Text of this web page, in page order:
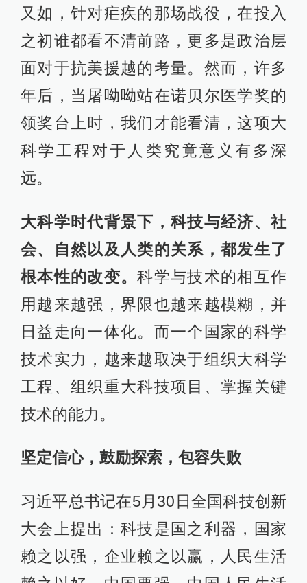
又如，针对疟疾的那场战役，在投入
之初谁都看不清前路，更多是政治层
面对于抗美援越的考量。然而，许多
年后，当屠呦呦站在诺贝尔医学奖的
领奖台上时，我们才能看清，这项大
科学工程对于人类究竟意义有多深
远。
大科学时代背景下，科技与经济、社
会、自然以及人类的关系，都发生了
根本性的改变。科学与技术的相互作
用越来越强，界限也越来越模糊，并
日益走向一体化。而一个国家的科学
技术实力，越来越取决于组织大科学
工程、组织重大科技项目、掌握关键
技术的能力。
坚定信心，鼓励探索，包容失败
习近平总书记在5月30日全国科技创新
大会上提出：科技是国之利器，国家
赖之以强，企业赖之以赢，人民生活